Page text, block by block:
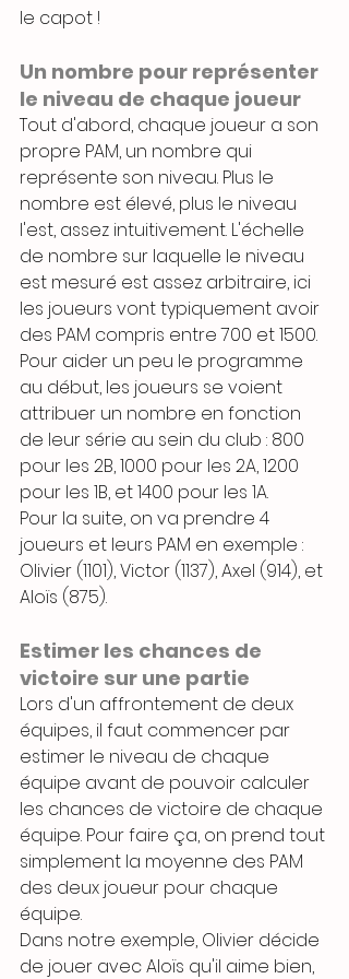
le capot !
Un nombre pour représenter
le niveau de chaque joueur
Tout d'abord, chaque joueur a son
propre PAM, un nombre qui
représente son niveau. Plus le
nombre est élevé, plus le niveau
l'est, assez intuitivement. L'échelle
de nombre sur laquelle le niveau
est mesuré est assez arbitraire, ici
les joueurs vont typiquement avoir
des PAM compris entre 700 et 1500.
Pour aider un peu le programme
au début, les joueurs se voient
attribuer un nombre en fonction
de leur série au sein du club : 800
pour les 2B, 1000 pour les 2A, 1200
pour les 1B, et 1400 pour les 1A.
Pour la suite, on va prendre 4
joueurs et leurs PAM en exemple :
Olivier (1101), Victor (1137), Axel (914), et
Aloïs (875).
Estimer les chances de
victoire sur une partie
Lors d'un affrontement de deux
équipes, il faut commencer par
estimer le niveau de chaque
équipe avant de pouvoir calculer
les chances de victoire de chaque
équipe. Pour faire ça, on prend tout
simplement la moyenne des PAM
des deux joueur pour chaque
équipe.
Dans notre exemple, Olivier décide
de jouer avec Aloïs qu'il aime bien,